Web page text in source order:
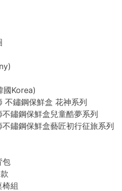
國Korea)
不鏽鋼保鮮盒 花神系列
鏽鋼保鮮盒兒童酷夢系列
鏽鋼保鮮盒藝匠初行征旅系列
包
組